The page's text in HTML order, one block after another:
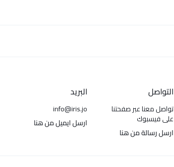
التواصل
تواصل معنا عبر صفحتنا
على فيسبوك
ارسل رسالة من هنا
البريد
info@iris.jo
ارسل ايميل من هنا